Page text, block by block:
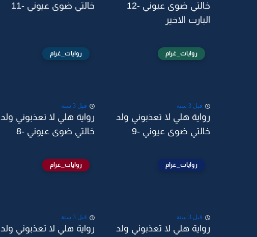
خالتي ضوى عيوني -12
البارت الاخير
خالتي ضوى عيوني -11
روايات_غرام
قبل 3 سنة
رواية هلي لا تعذبوني ولد
خالتي ضوى عيوني -9
روايات_غرام
قبل 3 سنة
رواية هلي لا تعذبوني ولد
خالتي ضوى عيوني -8
روايات_غرام
قبل 3 سنة
رواية هلي لا تعذبوني ولد
روايات_غرام
قبل 3 سنة
رواية هلي لا تعذبوني ولد